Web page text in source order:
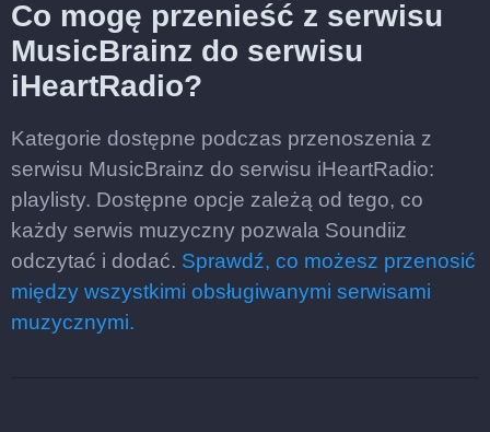
Co mogę przenieść z serwisu
MusicBrainz do serwisu
iHeartRadio?
Kategorie dostępne podczas przenoszenia z
serwisu MusicBrainz do serwisu iHeartRadio:
playlisty. Dostępne opcje zależą od tego, co
każdy serwis muzyczny pozwala Soundiiz
odczytać i dodać. Sprawdź, co możesz przenosić
między wszystkimi obsługiwanymi serwisami
muzycznymi.